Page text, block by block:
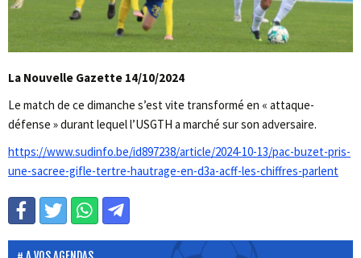
La Nouvelle Gazette 14/10/2024
Le match de ce dimanche s’est vite transformé en « attaque-
défense » durant lequel l’USGTH a marché sur son adversaire.
https://www.sudinfo.be/id897238/article/2024-10-13/pac-buzet-pris-
une-sacree-gifle-tertre-hautrage-en-d3a-acff-les-chiffres-parlent